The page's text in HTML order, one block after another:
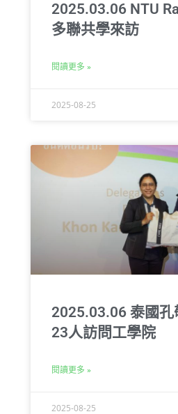
2025.03.06 NTU
多聯共學來訪
閱讀更多 »
2025-08-25
2025.03.06 泰國孔
23人訪問工學院
閱讀更多 »
2025-08-25